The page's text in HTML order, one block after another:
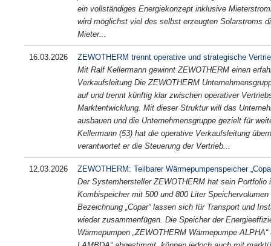
ein vollständiges Energiekonzept inklusive
wird möglichst viel des selbst erzeugten Solarstroms
Mieter...
16.03.2026
ZEWOTHERM trennt operative und strategische
Mit Ralf Kellermann gewinnt ZEWOTHERM einen
Verkaufsleitung Die ZEWOTHERM
auf und trennt künftig klar zwischen operativer
Marktentwicklung. Mit dieser Struktur will das
ausbauen und die Unternehmensgruppe gezielt für
Kellermann (53) hat die operative Verkaufsleitung
verantwortet er die Steuerung der Vertrieb...
12.03.2026
ZEWOTHERM: Teilbarer Wärmepumpenspeicher
Der Systemhersteller ZEWOTHERM hat sein Portfolio
Kombispeicher mit 500 und 800 Liter
Bezeichnung „Copar“ lassen sich für Transport und
wieder zusammenfügen. Die Speicher der
Wärmepumpen „ZEWOTHERM Wärmepumpe